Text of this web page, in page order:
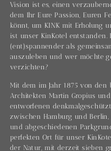
Vision ist es, einen
dem Ihr Eure Passion, Euren
könnt, um KINK mit Erholung
ist unser KinKotel entstanden.
(ent)spannender als
auszuleben und wer möchte
verzichten?
Mit dem im Jahr 1875 von den
Architekten Martin Gropius
entworfenen
zwischen Hamburg und
und abgeschiedenen
perfekten Ort für unser
der Natur, mit derzeit sieben